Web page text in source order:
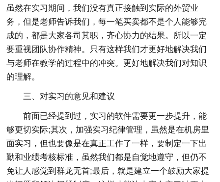
虽然在实习期间，我们没有真正接触到实际的外贸业
务，但是老师告诉我们，每一笔买卖都不是个人能够完
成的，都是大家各司其职，齐心协力的结果。所以一定
要重视团队协作精神。只有这样我们才更好地解决我们
与老师在教学的过程中的冲突。更好地解决我们对知识
的理解。
三、对实习的意见和建议
前面已经提到过，实习的软件需要更一步提升，能
够更切实际;其次，加强实习纪律管理，虽然是在机房里
面实习，但也要像是在真正工作了一样，要制定一下出
勤和业绩考核标准，虽然我们都是自觉地遵守，但仍不
免让人感觉到群龙无首;最后，就是建立一个鼓励大家提